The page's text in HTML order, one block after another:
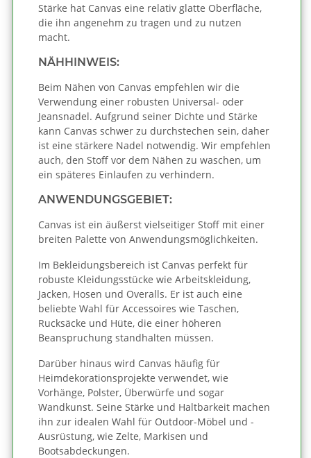
Stärke hat Canvas eine relativ glatte Oberfläche,
die ihn angenehm zu tragen und zu nutzen
macht.
NÄHHINWEIS:
Beim Nähen von Canvas empfehlen wir die
Verwendung einer robusten Universal- oder
Jeansnadel. Aufgrund seiner Dichte und Stärke
kann Canvas schwer zu durchstechen sein, daher
ist eine stärkere Nadel notwendig. Wir empfehlen
auch, den Stoff vor dem Nähen zu waschen, um
ein späteres Einlaufen zu verhindern.
ANWENDUNGSGEBIET:
Canvas ist ein äußerst vielseitiger Stoff mit einer
breiten Palette von Anwendungsmöglichkeiten.
Im Bekleidungsbereich ist Canvas perfekt für
robuste Kleidungsstücke wie Arbeitskleidung,
Jacken, Hosen und Overalls. Er ist auch eine
beliebte Wahl für Accessoires wie Taschen,
Rucksäcke und Hüte, die einer höheren
Beanspruchung standhalten müssen.
Darüber hinaus wird Canvas häufig für
Heimdekorationsprojekte verwendet, wie
Vorhänge, Polster, Überwürfe und sogar
Wandkunst. Seine Stärke und Haltbarkeit machen
ihn zur idealen Wahl für Outdoor-Möbel und -
Ausrüstung, wie Zelte, Markisen und
Bootsabdeckungen.